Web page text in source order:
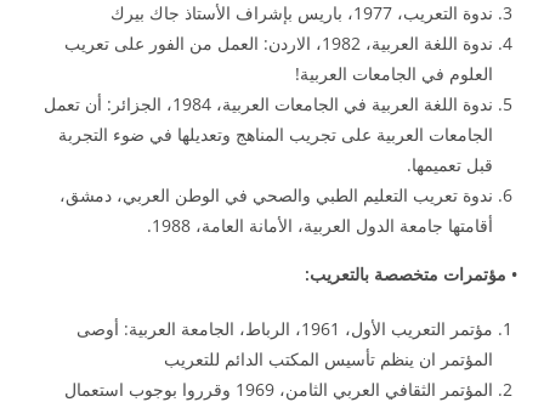
ندوة التعريب، 1977، باريس بإشراف الأستاذ جاك بيرك
ندوة اللغة العربية، 1982، الاردن: العمل من الفور على تعريب
العلوم في الجامعات العربية!
ندوة اللغة العربية في الجامعات العربية، 1984، الجزائر: أن تعمل
الجامعات العربية على تجريب المناهج وتعديلها في ضوء التجربة
قبل تعميمها.
ندوة تعريب التعليم الطبي والصحي في الوطن العربي، دمشق،
أقامتها جامعة الدول العربية، الأمانة العامة، 1988.
• مؤتمرات متخصصة بالتعريب:
مؤتمر التعريب الأول، 1961، الرباط، الجامعة العربية: أوصى
المؤتمر ان ينظم تأسيس المكتب الدائم للتعريب
المؤتمر الثقافي العربي الثامن، 1969 وقرروا بوجوب استعمال